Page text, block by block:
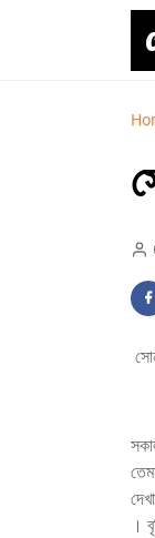
।